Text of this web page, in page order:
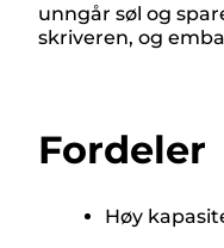
unngår søl og
skriveren, og
Fordeler
Høy